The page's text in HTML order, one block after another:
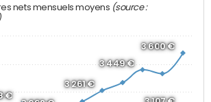
nets mensuels moyens (source :
€
3 261 €
3 449 €
3 600 €